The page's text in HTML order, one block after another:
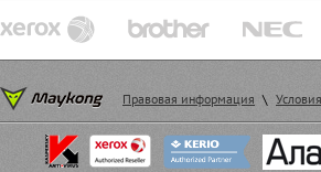
Правовая информация \